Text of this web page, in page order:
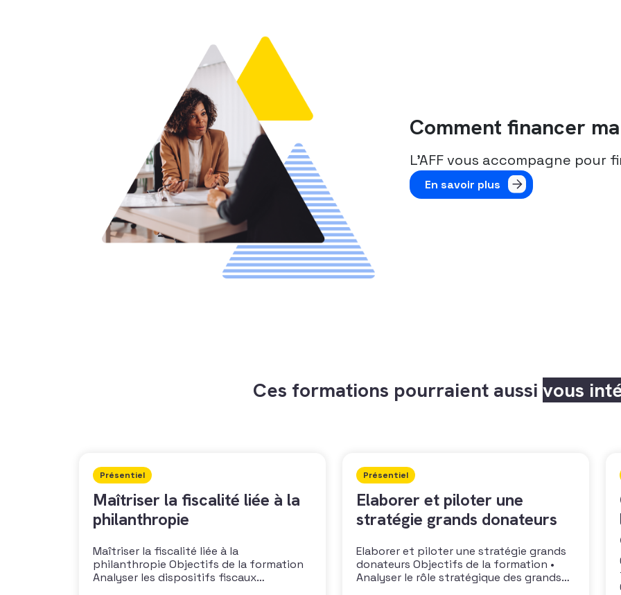
Comment financer
L’AFF vous accompagne
En savoir plus
Ces formations pourraient aussi vous
Présentiel
Maîtriser la fiscalité liée à la
philanthropie
Maîtriser la fiscalité liée à la
philanthropie Objectifs de la formation
Analyser les dispositifs fiscaux
Présentiel
Elaborer et piloter une
stratégie grands donateurs
Elaborer et piloter une stratégie grands
donateurs Objectifs de la formation •
Analyser le rôle stratégique des grands